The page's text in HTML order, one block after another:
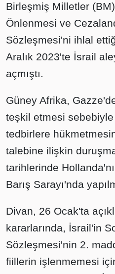
Birleşmiş Milletler (BM)
Önlenmesi ve
Sözleşmesi'ni ihlal
Aralık 2023'te İsrail
açmıştı.
Güney Afrika,
teşkil etmesi
tedbirlere
talebine ilişkin
tarihlerinde
Barış Sarayı'nda
Divan, 26 Ocak'ta
kararlarında, İsrail'in
Sözleşmesi'nin 2.
fiillerin işlenmemesi